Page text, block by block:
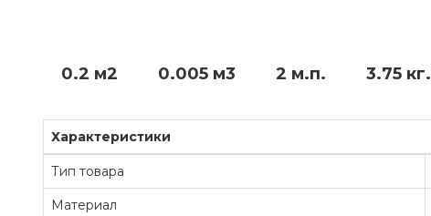
0.2 м2 0.005 м3 2 м.п. 3.75 кг.
Характеристики
Тип товара
Материал